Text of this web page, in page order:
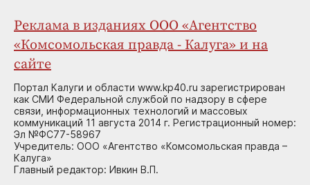
Реклама в изданиях ООО «Агентство
«Комсомольская правда - Калуга» и на
сайте
Портал Калуги и области www.kp40.ru зарегистрирован
как СМИ Федеральной службой по надзору в сфере
связи, информационных технологий и массовых
коммуникаций 11 августа 2014 г. Регистрационный номер:
Эл №ФС77-58967
Учредитель: ООО «Агентство «Комсомольская правда –
Калуга»
Главный редактор: Ивкин В.П.